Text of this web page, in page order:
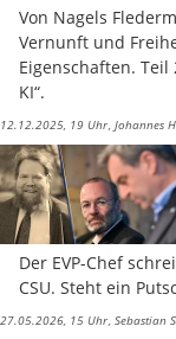
Von Nagels
Vernunft und
Eigenschaften. Teil
KI“.
12.12.2025, 19 Uhr Johannes
Der EVP-Chef
CSU. Steht ein
27.05.2026, 15 Uhr Sebastian